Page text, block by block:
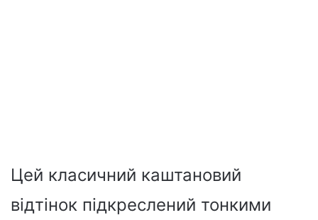
Цей класичний каштановий
відтінок підкреслений тонкими